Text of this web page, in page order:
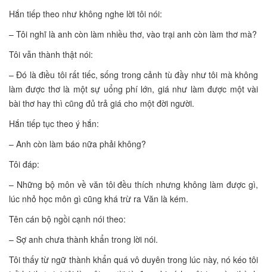
Hắn tiếp theo như không nghe lời tôi nói:
– Tôi nghĩ là anh còn làm nhiều thơ, vào trại anh còn làm thơ mà?
Tôi vẫn thành thật nói:
– Đó là điều tôi rất tiếc, sống trong cảnh tù đầy như tôi mà không
làm được thơ là một sự uổng phí lớn, giá như làm được một vài
bài thơ hay thì cũng đủ trả giá cho một đời người.
Hắn tiếp tục theo ý hắn:
– Anh còn làm báo nữa phải không?
Tôi đáp:
– Những bộ môn về văn tôi đều thích nhưng không làm được gì,
lúc nhỏ học môn gì cũng khá trừ ra Văn là kém.
Tên cán bộ ngồi cạnh nói theo:
– Sợ anh chưa thành khẩn trong lời nói.
Tôi thấy từ ngữ thành khẩn quá vô duyên trong lúc này, nó kéo tôi